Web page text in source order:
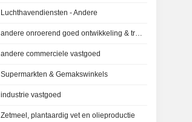
Luchthavendiensten - Andere
andere onroerend goed ontwikkeling & transacties
andere commerciele vastgoed
Supermarkten & Gemakswinkels
industrie vastgoed
Zetmeel, plantaardig vet en olieproductie